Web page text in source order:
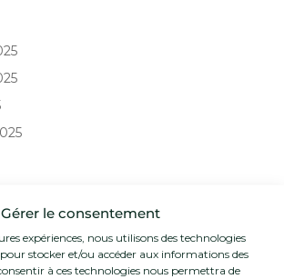
Gérer le consentement
expériences, nous utilisons des technologies
pour stocker et/ou accéder aux informations des
à ces technologies nous permettra de